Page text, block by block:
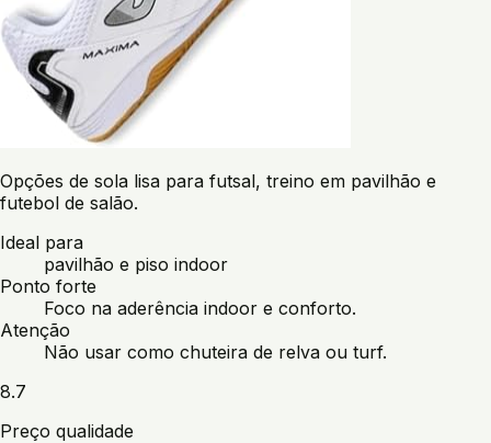
Opções de sola lisa para futsal, treino em pavilhão e
futebol de salão.
Ideal para
pavilhão e piso indoor
Ponto forte
Foco na aderência indoor e conforto.
Atenção
Não usar como chuteira de relva ou turf.
8.7
Preço qualidade